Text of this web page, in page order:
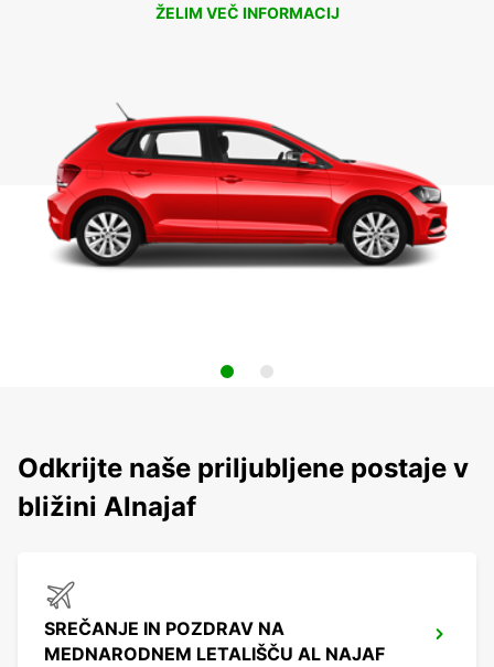
ŽELIM VEČ INFORMACIJ
Odkrijte naše priljubljene postaje v
bližini Alnajaf
SREČANJE IN POZDRAV NA
MEDNARODNEM LETALIŠČU AL NAJAF